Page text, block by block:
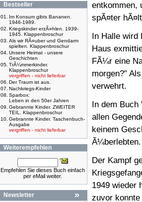
Bestseller
01.
Im Konsum gibts Bananen.
1946-1989.
02. Kriegskinder erzÃ¤hlen. 1939-
1945. Klappenbroschur
03. Als wir RÃ¤uber und Gendarm
spielten. Klappenbroschur
04. Unsere Heimat - unsere
Geschichten
05. TrÃ¼mmerkinder.
Klappenbroschur
vergriffen - nicht lieferbar
06. Der Traum ist aus.
07. Nachkriegs-Kinder
08. Sparbox:
Leben in den 50er Jahren
09. Gebrannte Kinder. ZWEITER
TEIL. Klappenbroschur
10. Gebrannte Kinder. Taschenbuch-
Ausgabe
vergriffen - nicht lieferbar
Weiterempfehlen
Empfehlen Sie dieses Buch einfach
per eMail weiter.
Newsletter »
entkommen,
spÃ¤ter
In Halle wird
Haus
FÃ¼r eine
morgen?"
verwehrt.
In dem Buch
allen
keinem
Ã¼berlebten.
Der Kampf
1949 wieder
zuvor